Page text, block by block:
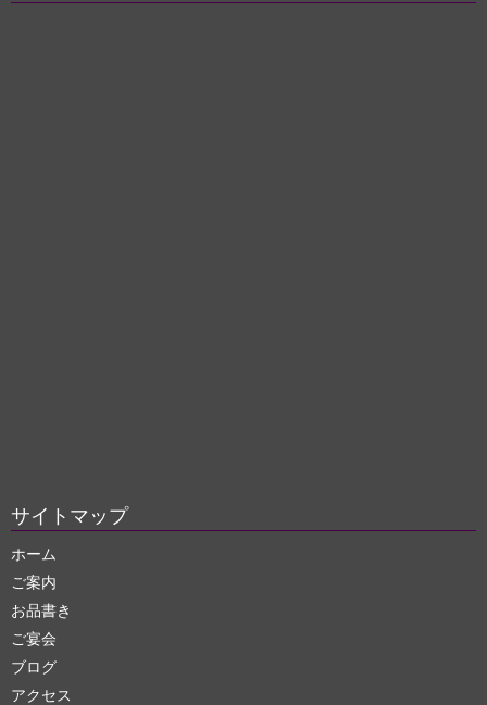
サイトマップ
ホーム
ご案内
お品書き
ご宴会
ブログ
アクセス